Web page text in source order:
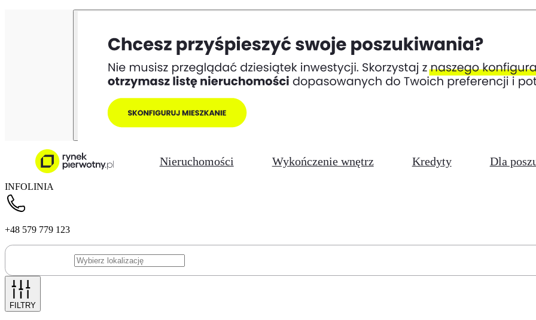
Nieruchomości Wykończenie wnętrz Kredyty Dla
INFOLINIA
+48 579 779 123
FILTRY